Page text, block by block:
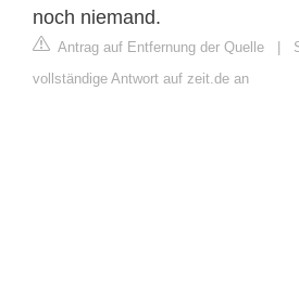
noch niemand.
Antrag auf Entfernung der Quelle |
vollständige Antwort auf zeit.de an